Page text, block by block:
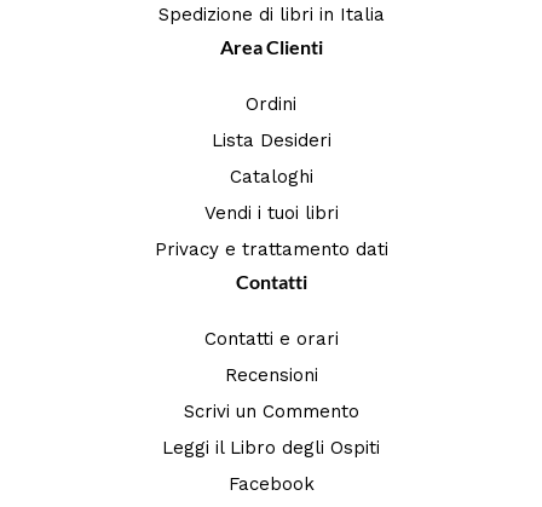
Spedizione di libri in Italia
Area Clienti
Ordini
Lista Desideri
Cataloghi
Vendi i tuoi libri
Privacy e trattamento dati
Contatti
Contatti e orari
Recensioni
Scrivi un Commento
Leggi il Libro degli Ospiti
Facebook